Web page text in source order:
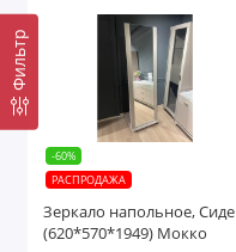
Фильтр
-60%
РАСПРОДАЖА
Зеркало напольное, Сиде
(620*570*1949) Мокко